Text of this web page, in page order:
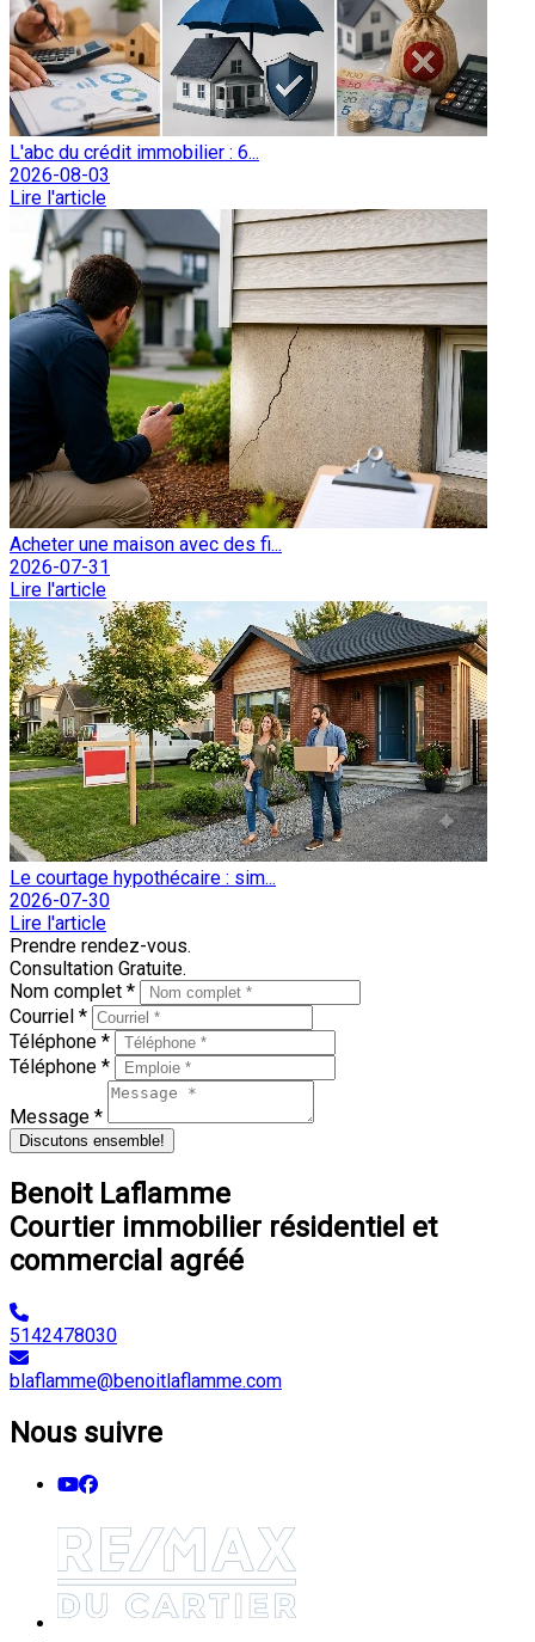
L'abc du crédit immobilier : 6...
2026-08-03
Lire l'article
Acheter une maison avec des fi...
2026-07-31
Lire l'article
Le courtage hypothécaire : sim...
2026-07-30
Lire l'article
Prendre rendez-vous.
Consultation Gratuite.
Nom complet *
Courriel *
Téléphone *
Téléphone *
Message *
Discutons ensemble!
Benoit Laflamme
Courtier immobilier résidentiel et
commercial agréé
5142478030
blaflamme@benoitlaflamme.com
Nous suivre